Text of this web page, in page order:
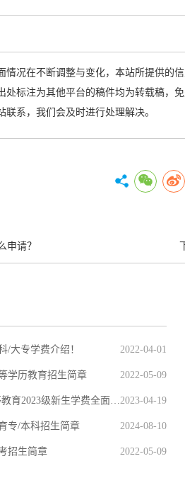
情况在不断调整与变化，本站所提供的
处标注为其他平台的稿件均为转载稿
系，我们会及时进行处理解决。
申请？
2022-04-01
/大专学费介绍！
2022-05-09
学历教育招生简章
2023-04-19
2023级新生学费全面上调
2024-08-10
专/本科招生简章
2022-05-09
招生简章